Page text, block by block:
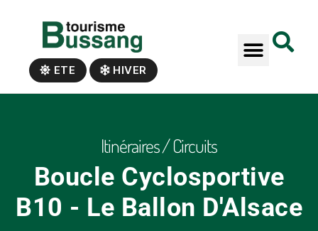
ETE HIVER
Itinéraires / Circuits
Boucle Cyclosportive
B10 - Le Ballon D'Alsace